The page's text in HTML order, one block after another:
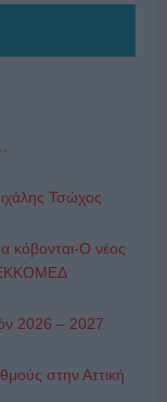
Τσώχος
κόβονται-Ο νέος
ΕΚΚΟΜΕΔ
2026 – 2027
στην Αττική